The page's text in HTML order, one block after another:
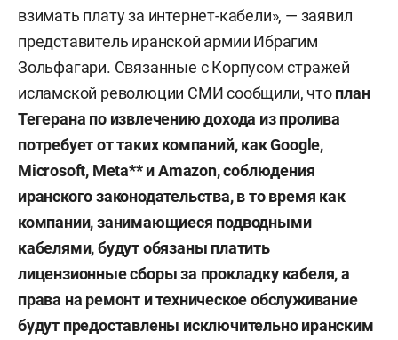
взимать плату за интернет-кабели», — заявил
представитель иранской армии Ибрагим
Зольфагари. Связанные с Корпусом стражей
исламской революции СМИ сообщили, чтоплан
Тегерана по извлечению дохода из пролива
потребует от таких компаний, как Google,
Microsoft, Meta** и Amazon, соблюдения
иранского законодательства, в то время как
компании, занимающиеся подводными
кабелями, будут обязаны платить
лицензионные сборы за прокладку кабеля, а
права на ремонт и техническое обслуживание
будут предоставлены исключительно иранским